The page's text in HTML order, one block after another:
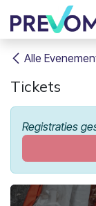
Overslaan naar inhoud
Alle
Tickets
Registraties